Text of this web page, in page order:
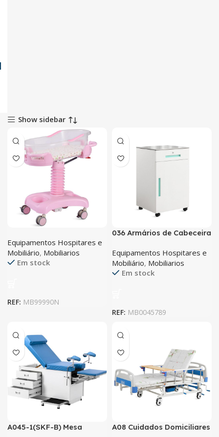
Show sidebar
Equipamentos Hospitares e
Mobiliário, Mobiliarios
Em stock
REF: MB99990N
036 Armários de Cabeceira
Equipamentos Hospitares e
Mobiliário, Mobiliarios
Em stock
REF: MB0045789
A045-1(SKF-B) Mesa
A08 Cuidados Domiciliares